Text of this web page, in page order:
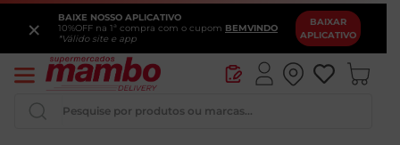
BAIXE NOSSO APLICATIVO
10%OFF na 1ª compra com o cupom BEMVINDO
*Válido site e app
BAIXAR
APLICATIVO
×
Pesquise por produtos ou marcas...